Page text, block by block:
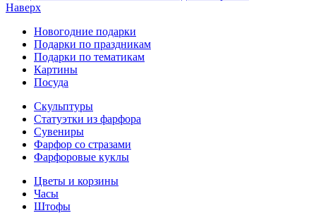
Наверх
Новогодние подарки
Подарки по праздникам
Подарки по тематикам
Картины
Посуда
Скульптуры
Статуэтки из фарфора
Сувениры
Фарфор со стразами
Фарфоровые куклы
Цветы и корзины
Часы
Штофы